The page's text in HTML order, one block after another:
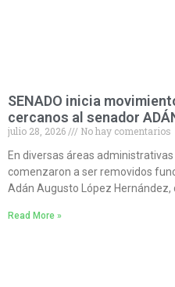
SENADO inicia
cercanos al senador
julio 28, 2026
No hay comentarios
En diversas áreas
comenzaron a ser removidos
Adán Augusto López Hernández,
Read More »